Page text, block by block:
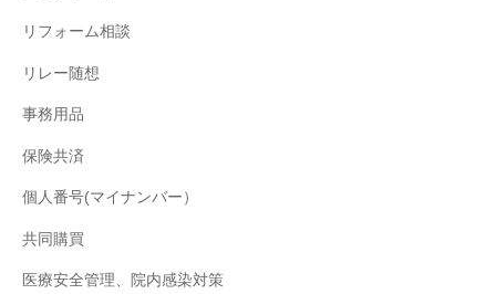
リフォーム相談
リレー随想
事務用品
保険共済
個人番号(マイナンバー）
共同購買
医療安全管理、院内感染対策